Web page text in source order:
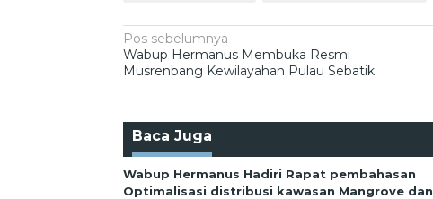
Navigasi
pos
Pos sebelumnya
Wabup Hermanus Membuka Resmi
Musrenbang Kewilayahan Pulau Sebatik
Baca Juga
Wabup Hermanus Hadiri Rapat pembahasan
Optimalisasi distribusi kawasan Mangrove dan